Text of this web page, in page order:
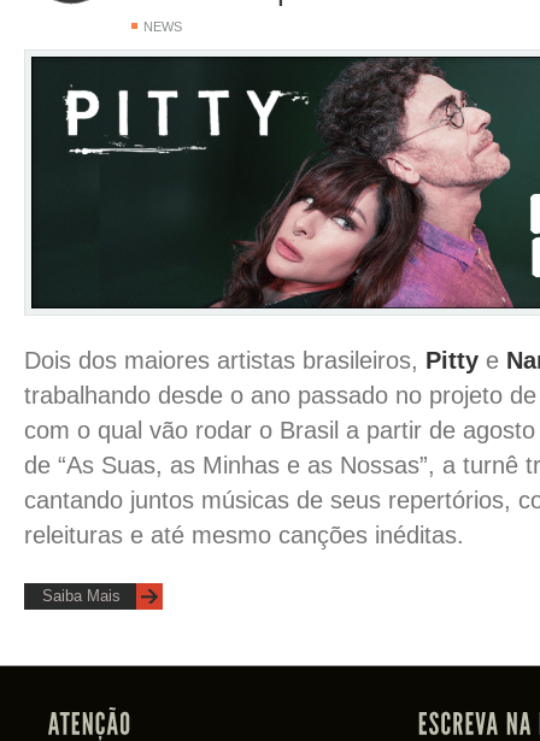
NEWS
Dois dos maiores artistas brasileiros, Pitty e
trabalhando desde o ano passado no projeto
com o qual vão rodar o Brasil a partir de
de “As Suas, as Minhas e as Nossas”, a turnê
cantando juntos músicas de seus repertórios,
releituras e até mesmo canções inéditas.
Saiba Mais